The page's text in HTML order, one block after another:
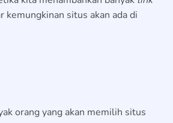
situs akan ada di
orang yang akan memilih situs